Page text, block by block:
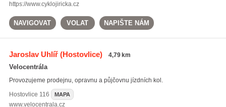
https://www.cyklojiricka.cz
NAVIGOVAT VOLAT NAPIŠTE NÁM
Jaroslav Uhlíř(Hostovlice) 4,79 km
Velocentrála
Provozujeme prodejnu, opravnu a půjčovnu jízdních kol.
Hostovlice 116 MAPA
www.velocentrala.cz